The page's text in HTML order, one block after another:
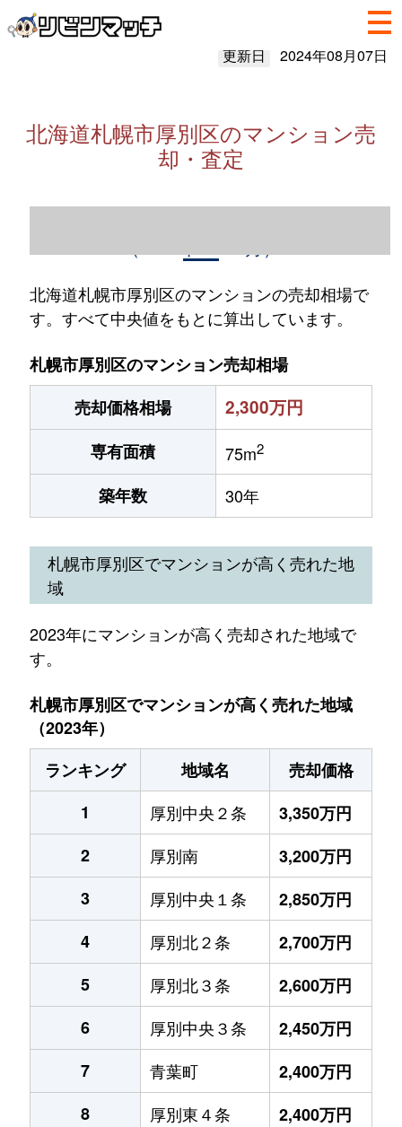
更新日 2024年08月07日
北海道札幌市厚別区のマンション売
却・査定
北海道札幌市厚別区のマンションの売却相場で
す。すべて中央値をもとに算出しています。
札幌市厚別区のマンション売却相場
売却価格相場
2,300万円
専有面積 75m2
築年数 30年
札幌市厚別区でマンションが高く売れた地
域
2023年にマンションが高く売却された地域で
す。
札幌市厚別区でマンションが高く売れた地域
（2023年）
ランキング
地域名
売却価格
1
厚別中央２条
3,350万円
2
厚別南
3,200万円
3
厚別中央１条
2,850万円
4
厚別北２条
2,700万円
5
厚別北３条
2,600万円
6
厚別中央３条
2,450万円
7
青葉町
2,400万円
8
厚別東４条
2,400万円